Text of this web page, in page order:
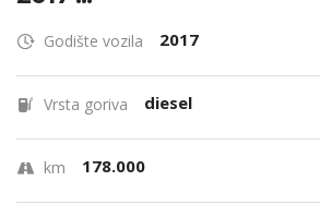
Godište vozila 2017
Vrsta goriva diesel
km 178.000